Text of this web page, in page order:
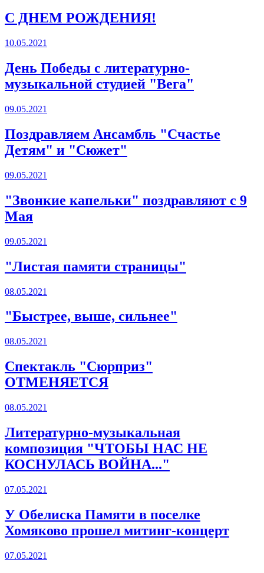
С ДНЕМ РОЖДЕНИЯ!
10.05.2021
День Победы с литературно-
музыкальной студией "Вега"
09.05.2021
Поздравляем Ансамбль "Счастье
Детям" и "Сюжет"
09.05.2021
"Звонкие капельки" поздравляют с 9
Мая
09.05.2021
"Листая памяти страницы"
08.05.2021
"Быстрее, выше, сильнее"
08.05.2021
Спектакль "Сюрприз"
ОТМЕНЯЕТСЯ
08.05.2021
Литературно-музыкальная
композиция "ЧТОБЫ НАС НЕ
КОСНУЛАСЬ ВОЙНА..."
07.05.2021
У Обелиска Памяти в поселке
Хомяково прошел митинг-концерт
07.05.2021